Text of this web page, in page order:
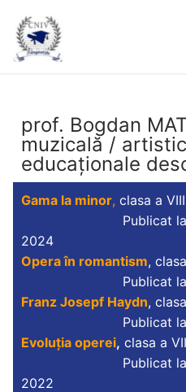
prof. Bogdan
muzicală /
educaționale
Gama la minor, clasa a
Publicat la data
2024
Opera în romantism,
Publicat la data
Franz Josepf Haydn,
Publicat la data
Evoluția operei, clasa a
Publicat la data
2022